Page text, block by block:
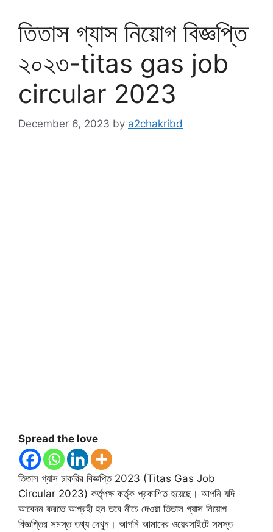
তিতাস গ্যাস নিয়োগ বিজ্ঞপ্তি
২০২৩-titas gas job
circular 2023
December 6, 2023 by a2chakribd
Spread the love
তিতাস গ্যাস চাকরির বিজ্ঞপ্তি 2023 (Titas Gas Job
Circular 2023) কর্তৃপক্ষ কর্তৃক প্রকাশিত হয়েছে। আপনি যদি
আবেদন করতে আগ্রহী হন তবে নীচে দেওয়া তিতাস গ্যাস নিয়োগ
বিজ্ঞপ্তির সমস্ত তথ্য দেখুন। আপনি আমাদের ওয়েবসাইটে সমস্ত